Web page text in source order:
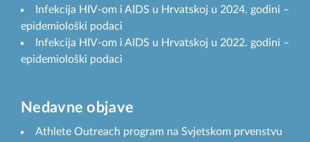
Infekcija HIV-om i AIDS u Hrvatskoj u 2024. godini –
epidemiološki podaci
Infekcija HIV-om i AIDS u Hrvatskoj u 2022. godini –
epidemiološki podaci
Nedavne objave
Athlete Outreach program na Svjetskom prvenstvu